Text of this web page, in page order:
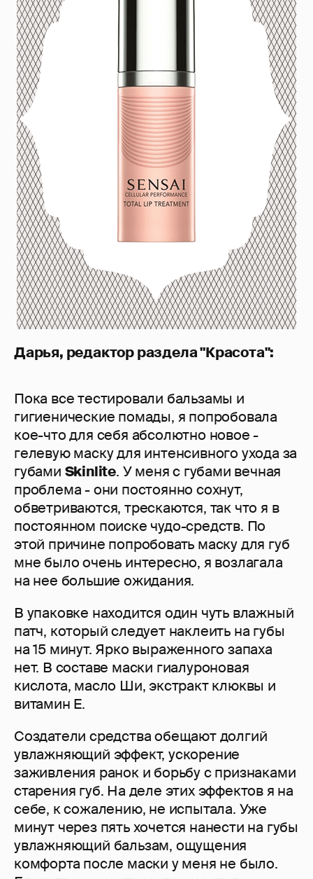
Дарья, редактор раздела "Красота":
Пока все тестировали бальзамы и
гигиенические помады, я попробовала
кое-что для себя абсолютно новое -
гелевую маску для интенсивного ухода за
губами Skinlite. У меня с губами вечная
проблема - они постоянно сохнут,
обветриваются, трескаются, так что я в
постоянном поиске чудо-средств. По
этой причине попробовать маску для губ
мне было очень интересно, я возлагала
на нее большие ожидания.
В упаковке находится один чуть влажный
патч, который следует наклеить на губы
на 15 минут. Ярко выраженного запаха
нет. В составе маски гиалуроновая
кислота, масло Ши, экстракт клюквы и
витамин E.
Создатели средства обещают долгий
увлажняющий эффект, ускорение
заживления ранок и борьбу с признаками
старения губ. На деле этих эффектов я на
себе, к сожалению, не испытала. Уже
минут через пять хочется нанести на губы
увлажняющий бальзам, ощущения
комфорта после маски у меня не было.